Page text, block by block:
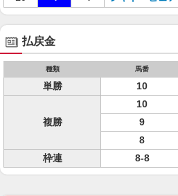
払戻金
種類 馬番
単勝 10
複勝
10
9
8
枠連
8-8